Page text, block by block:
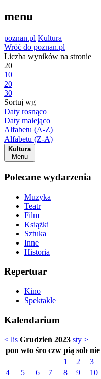
menu
poznan.pl Kultura
Wróć do poznan.pl
Liczba wyników na stronie
20
10
20
30
Sortuj wg
Daty rosnąco
Daty malejąco
Alfabetu (A-Z)
Alfabetu (Z-A)
Kultura
Menu
Polecane wydarzenia
Muzyka
Teatr
Film
Książki
Sztuka
Inne
Historia
Repertuar
Kino
Spektakle
Kalendarium
< lis Grudzień 2023 sty >
pon wto śro czw pią sob nie
1
2
3
4
5 6 7 8 9
10